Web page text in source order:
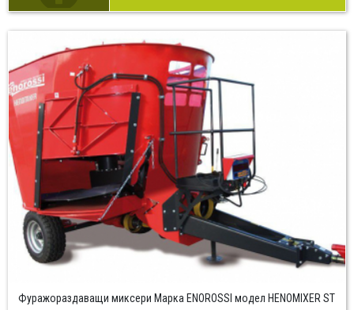
Фуражораздаващи миксери Марка ENOROSSI модел HENOMIXER ST